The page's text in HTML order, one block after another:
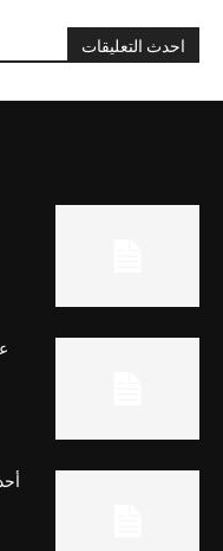
احدث التعليقات